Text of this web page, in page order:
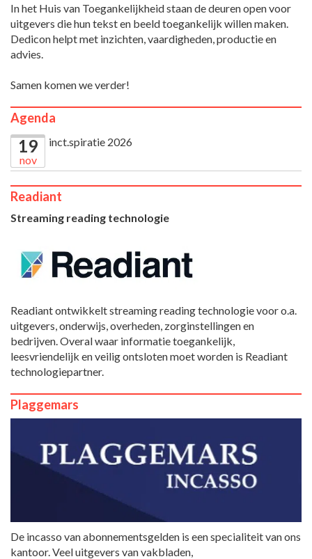
In het Huis van Toegankelijkheid staan de deuren open voor
uitgevers die hun tekst en beeld toegankelijk willen maken.
Dedicon helpt met inzichten, vaardigheden, productie en
advies.
Samen komen we verder!
Agenda
19
nov
inct.spiratie 2026
Readiant
Streaming reading technologie
Readiant ontwikkelt streaming reading technologie voor o.a.
uitgevers, onderwijs, overheden, zorginstellingen en
bedrijven. Overal waar informatie toegankelijk,
leesvriendelijk en veilig ontsloten moet worden is Readiant
technologiepartner.
Plaggemars
De incasso van abonnementsgelden is een specialiteit van ons
kantoor. Veel uitgevers van vakbladen,